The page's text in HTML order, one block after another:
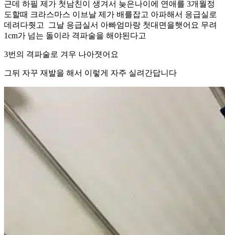
근데 하필 제가 첫남친이 생겨서 늦은나이에 연애를 3개월정
도할때 크라스마스 이브날 제가 배를잡고 아파해서 응급실로
데려다줫고 그날 응급실서 아빠엄마랑 첫대면을햇어요 무려
1cm가 넘는 돌이라 격파술을 해야된다고
3번의 격파술로 겨우 나아졋어요
그뒤 자꾸 재발을 해서 이렇게 자주 실려간답니다